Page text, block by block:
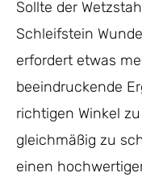
Sollte der
Schleifstein
erfordert etwas
beeindruckende
richtigen Winkel
gleichmäßig zu
einen